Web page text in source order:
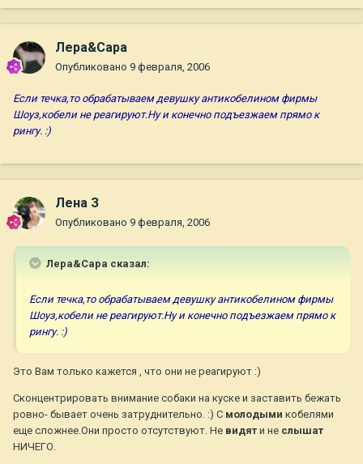
Лера&Сара
Опубликовано 9 февраля, 2006
Если течка,то обрабатываем девушку антикобелином фирмы
Шоуз,кобели не реагируют.Ну и конечно подъезжаем прямо к
рингу. :)
Лена З
Опубликовано 9 февраля, 2006
Лера&Сара сказал:
Если течка,то обрабатываем девушку антикобелином фирмы
Шоуз,кобели не реагируют.Ну и конечно подъезжаем прямо к
рингу. :)
Это Вам только кажется , что они не реагируют :)
Сконцентрировать внимание собаки на куске и заставить бежать
ровно- бывает очень затруднительно. :) С молодыми кобелями
еще сложнее.Они просто отсутствуют. Не видят и не слышат
НИЧЕГО.